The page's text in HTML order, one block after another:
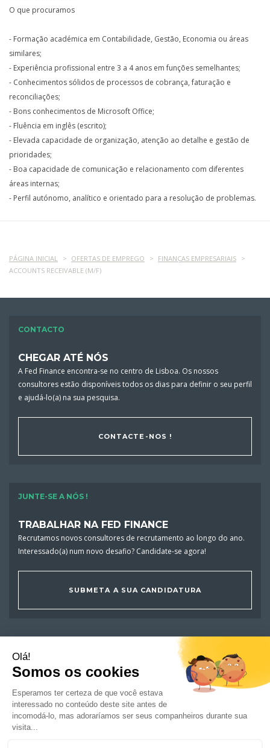
O que procuramos
- Formação académica em Contabilidade, Gestão, Economia ou áreas
similares;
- Experiência profissional entre 3 a 4 anos em funções semelhantes;
- Conhecimentos sólidos de processos de cobrança, faturação e
reconciliações;
- Bons conhecimentos de Microsoft Office;
- Fluência em inglês (escrito);
- Elevada capacidade de organização, atenção ao detalhe e gestão de
prioridades;
- Boa capacidade de comunicação e relacionamento com diferentes
áreas internas;
- Perfil autónomo, analítico e orientado para a resolução de problemas.
PÁGINA INICIAL OFERTAS DE EMPREGO
FINANÇAS EMPRESARIAIS
ACCOUNTS RECEIVABLE (M/F)
CONTACTO
CHEGAR ATÉ NÓS
A Fed Finance encontra-se no centro de Lisboa. Os nossos
consultores estão disponíveis todos os dias para definir o seu perfil
e ajudá-lo(a) na sua pesquisa.
CONTACTE-NOS !
JUNTE-SE A NÓS !
TRABALHAR NA FED FINANCE
Recrutamos novos consultores de recrutamento ao longo do ano.
Interessado(a) num novo desafio? Candidate-se agora!
SUBMETA A SUA CANDIDATURA
OFERTAS DE EMPREGO